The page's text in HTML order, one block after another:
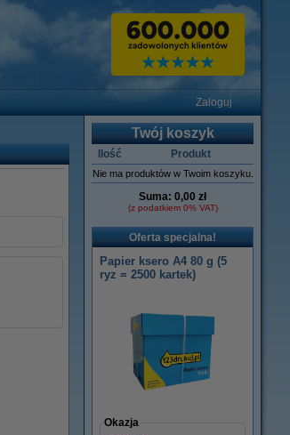
Zaloguj
Twój koszyk
Ilość Produkt
Nie ma produktów w Twoim koszyku.
Suma: 0,00 zł
(z podatkiem 0% VAT)
Oferta specjalna!
Papier ksero A4 80 g (5
ryz = 2500 kartek)
Okazja